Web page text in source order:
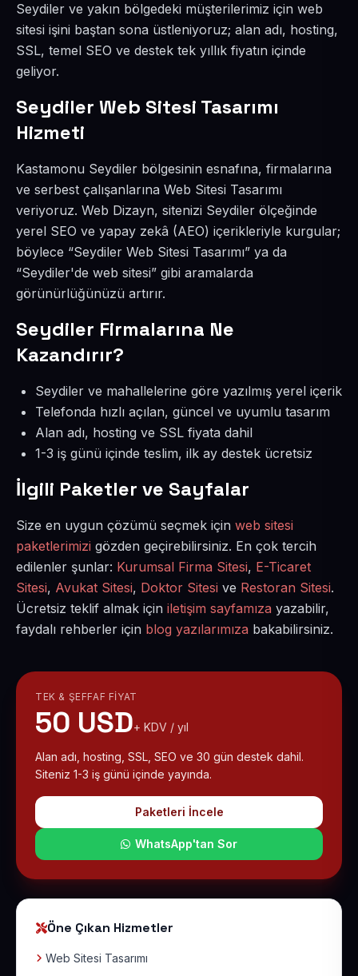
Seydiler ve yakın bölgedeki müşterilerimiz için web
sitesi işini baştan sona üstleniyoruz; alan adı, hosting,
SSL, temel SEO ve destek tek yıllık fiyatın içinde
geliyor.
Seydiler Web Sitesi Tasarımı
Hizmeti
Kastamonu Seydiler bölgesinin esnafına, firmalarına
ve serbest çalışanlarına Web Sitesi Tasarımı
veriyoruz. Web Dizayn, sitenizi Seydiler ölçeğinde
yerel SEO ve yapay zekâ (AEO) içerikleriyle kurgular;
böylece “Seydiler Web Sitesi Tasarımı” ya da
“Seydiler'de web sitesi” gibi aramalarda
görünürlüğünüzü artırır.
Seydiler Firmalarına Ne
Kazandırır?
Seydiler ve mahallelerine göre yazılmış yerel içerik
Telefonda hızlı açılan, güncel ve uyumlu tasarım
Alan adı, hosting ve SSL fiyata dahil
1-3 iş günü içinde teslim, ilk ay destek ücretsiz
İlgili Paketler ve Sayfalar
Size en uygun çözümü seçmek için web sitesi
paketlerimizi gözden geçirebilirsiniz. En çok tercih
edilenler şunlar: Kurumsal Firma Sitesi, E-Ticaret
Sitesi, Avukat Sitesi, Doktor Sitesi ve Restoran Sitesi.
Ücretsiz teklif almak için iletişim sayfamıza yazabilir,
faydalı rehberler için blog yazılarımıza bakabilirsiniz.
TEK & ŞEFFAF FIYAT
50 USD+ KDV / yıl
Alan adı, hosting, SSL, SEO ve 30 gün destek dahil.
Siteniz 1-3 iş günü içinde yayında.
Paketleri İncele
WhatsApp'tan Sor
Öne Çıkan Hizmetler
Web Sitesi Tasarımı